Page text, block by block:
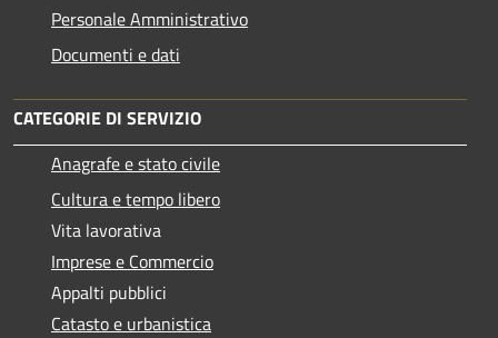
Personale Amministrativo
Documenti e dati
CATEGORIE DI SERVIZIO
Anagrafe e stato civile
Cultura e tempo libero
Vita lavorativa
Imprese e Commercio
Appalti pubblici
Catasto e urbanistica